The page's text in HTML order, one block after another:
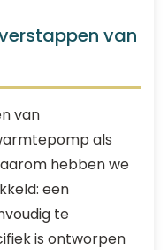
van
van
als
hebben we
een
te
is ontworpen